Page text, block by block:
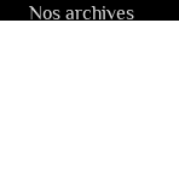
Nos archives